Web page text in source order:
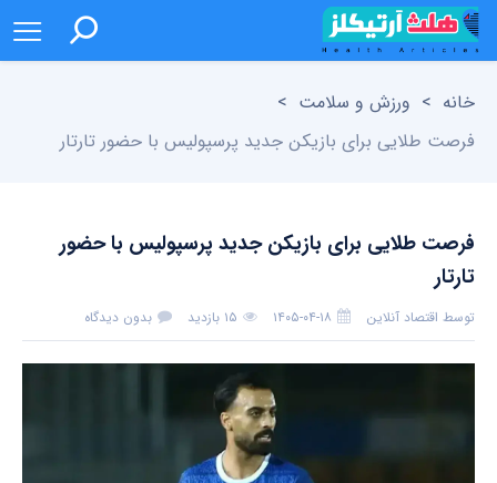
خانه > ورزش و سلامت >
فرصت طلایی برای بازیکن جدید پرسپولیس با حضور تارتار
فرصت طلایی برای بازیکن جدید پرسپولیس با حضور
تارتار
توسط اقتصاد آنلاین ۱۴۰۵-۰۴-۱۸ ۱۵ بازدید بدون دیدگاه